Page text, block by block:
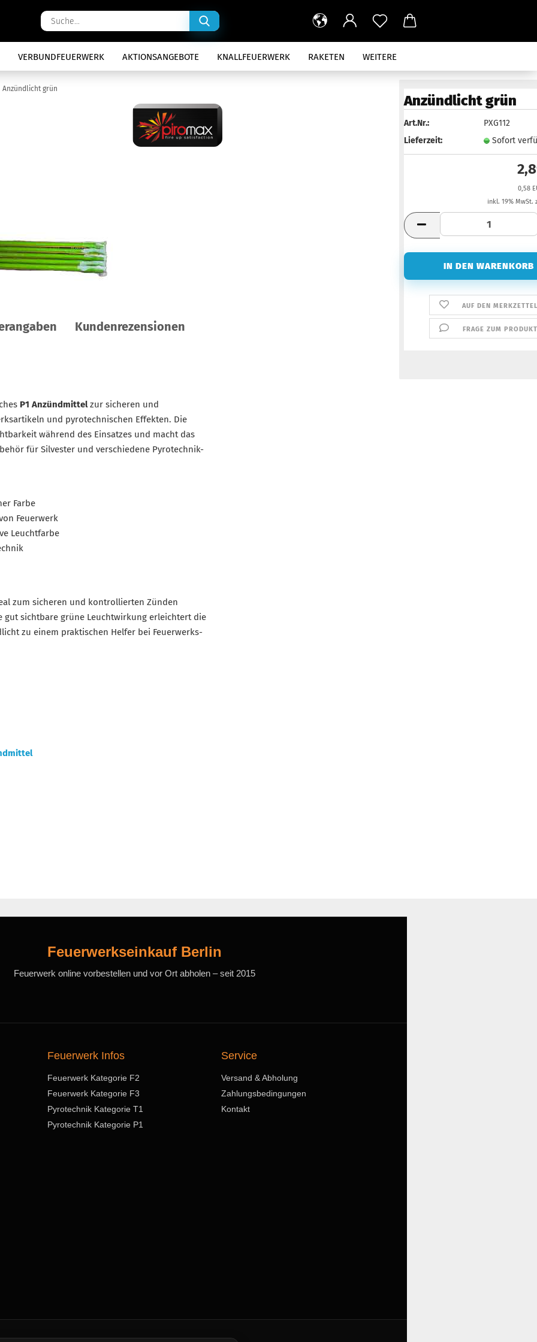
Suche...
VERBUNDFEUERWERK AKTIONSANGEBOTE KNALLFEUERWERK RAKETEN WEITERE
Anzündlicht grün
Anzündlicht grün
Art.Nr.:
PXG112
Lieferzeit:
Sofort
0,58
inkl. 19% MwSt.
AUF DEN
FRAGE ZUM PRODUKT
Kundenrezensionen
P1 Anzündmittelzur sicheren und
und pyrotechnischen Effekten. Die
während des Einsatzes und macht das
für Silvester und verschiedene Pyrotechnik-
Farbe
Feuerwerk
Leuchtfarbe
zum sicheren und kontrollierten Zünden
gut sichtbare grüne Leuchtwirkung erleichtert die
zu einem praktischen Helfer bei Feuerwerks-
Feuerwerkseinkauf Berlin
Feuerwerk online vorbestellen und vor Ort abholen – seit 2015
Feuerwerk Infos
Feuerwerk Kategorie F2
Feuerwerk Kategorie F3
Pyrotechnik Kategorie T1
Pyrotechnik Kategorie P1
Service
Versand & Abholung
Zahlungsbedingungen
Kontakt